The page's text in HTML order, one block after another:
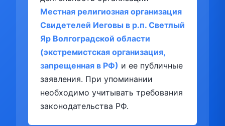
Местная религиозная организация
Свидетелей Иеговы в р.п. Светлый
Яр Волгоградской области
(экстремистская организация,
запрещенная в РФ) и ее публичные
заявления. При упоминании
необходимо учитывать требования
законодательства РФ.